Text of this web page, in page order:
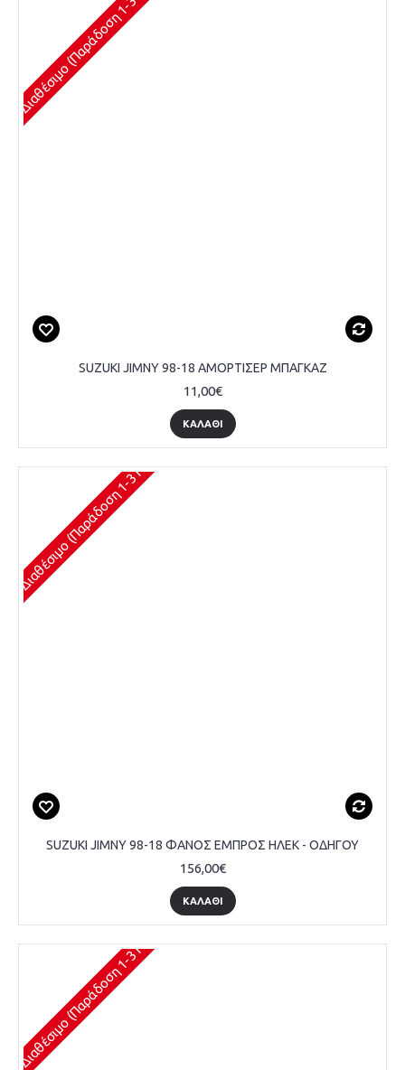
Διαθέσιμο (Παράδοση 1-3 Ημέρες)
SUZUKI JIMNY 98-18 ΑΜΟΡΤΙΣΕΡ ΜΠΑΓΚΑΖ
11,00€
ΚΑΛΆΘΙ
Διαθέσιμο (Παράδοση 1-3 Ημέρες)
SUZUKI JIMNY 98-18 ΦΑΝΟΣ ΕΜΠΡΟΣ ΗΛΕΚ - ΟΔΗΓΟΥ
156,00€
ΚΑΛΆΘΙ
Διαθέσιμο (Παράδοση 1-3 Ημέρες)